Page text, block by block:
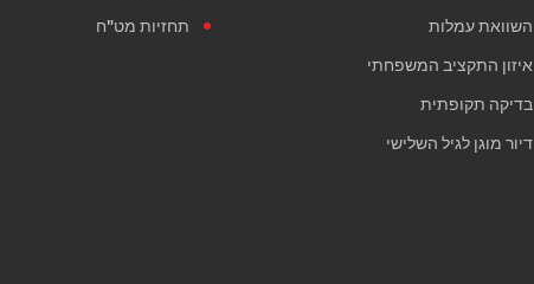
תחזיות מט"ח
השוואת עמלות
איזון התקציב המשפחתי
בדיקה תקופתית
דיור מוגן לגיל השלישי